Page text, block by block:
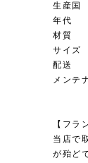
生産
年代
材
サイ
配送
メンテ
【フラ
当店で
が殆ど